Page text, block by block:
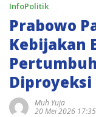
InfoPolitik
Prabowo
Kebijakan
Diproyeksi
Muh Yuja
20 Mei 2026 17:35